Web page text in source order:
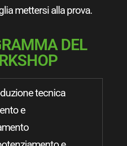
mettersi alla prova.
DEL
tecnica
e